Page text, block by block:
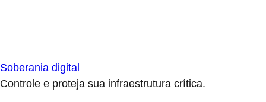
Soberania digital
Controle e proteja sua infraestrutura crítica.